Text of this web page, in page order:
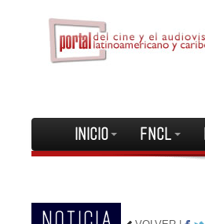
INICIO FNCL